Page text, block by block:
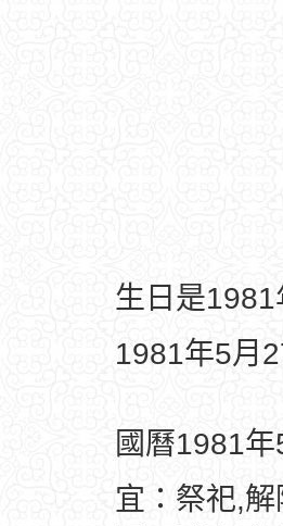
生日是
1981年5月
國曆1981
宜：祭祀,